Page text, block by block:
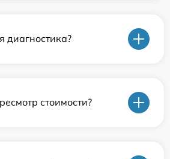
диагностика?
стоимости?